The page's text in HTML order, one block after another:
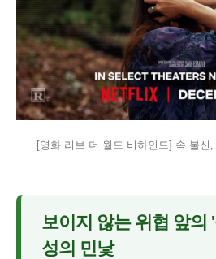
[영화 리브 더 월드 비하인드] 속 불신
보이지 않는 위협 앞의
성의 민낯